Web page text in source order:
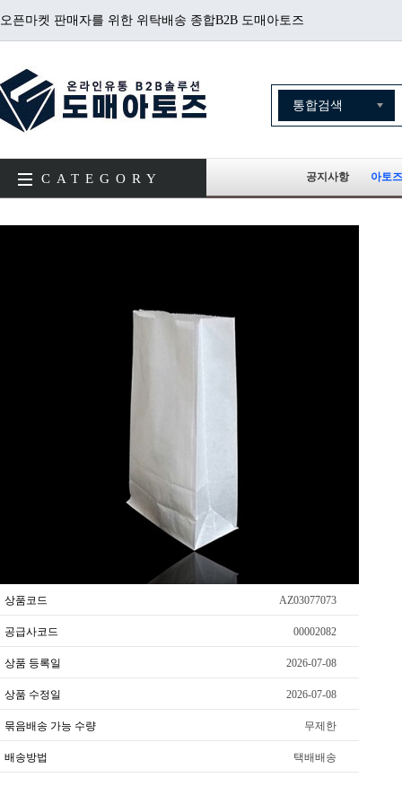
오픈마켓 판매자를 위한 위탁배송 종합B2B 도매아토즈
CATEGORY 공지사항 아토
상품코드 AZ03077073
공급사코드 00002082
상품 등록일 2026-07-08
상품 수정일 2026-07-08
묶음배송 가능 수량 무제한
배송방법 택배배송